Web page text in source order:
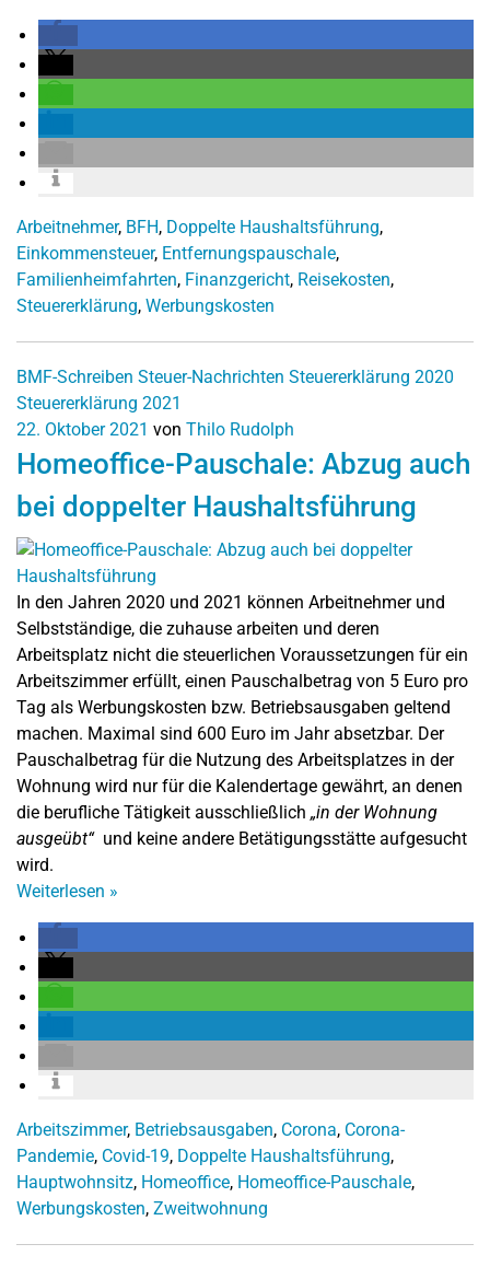
Arbeitnehmer, BFH, Doppelte Haushaltsführung,
Einkommensteuer, Entfernungspauschale,
Familienheimfahrten, Finanzgericht, Reisekosten,
Steuererklärung, Werbungskosten
BMF-Schreiben Steuer-Nachrichten Steuererklärung 2020
Steuererklärung 2021
22. Oktober 2021 von Thilo Rudolph
Homeoffice-Pauschale: Abzug auch
bei doppelter Haushaltsführung
In den Jahren 2020 und 2021 können Arbeitnehmer und
Selbstständige, die zuhause arbeiten und deren
Arbeitsplatz nicht die steuerlichen Voraussetzungen für ein
Arbeitszimmer erfüllt, einen Pauschalbetrag von 5 Euro pro
Tag als Werbungskosten bzw. Betriebsausgaben geltend
machen. Maximal sind 600 Euro im Jahr absetzbar. Der
Pauschalbetrag für die Nutzung des Arbeitsplatzes in der
Wohnung wird nur für die Kalendertage gewährt, an denen
die berufliche Tätigkeit ausschließlich „in der Wohnung
ausgeübt“und keine andere Betätigungsstätte aufgesucht
wird.
Weiterlesen »
Arbeitszimmer, Betriebsausgaben, Corona, Corona-
Pandemie, Covid-19, Doppelte Haushaltsführung,
Hauptwohnsitz, Homeoffice, Homeoffice-Pauschale,
Werbungskosten, Zweitwohnung